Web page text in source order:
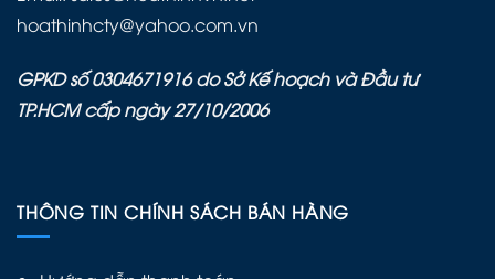
hoathinhcty@yahoo.com.vn
GPKD số 0304671916 do Sở Kế hoạch và Đầu tư
TP.HCM cấp ngày 27/10/2006
THÔNG TIN CHÍNH SÁCH BÁN HÀNG